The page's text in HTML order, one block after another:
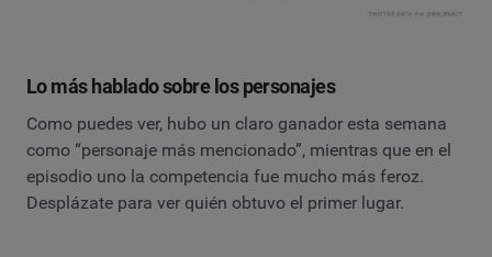
Lo más hablado sobre los personajes
Como puedes ver, hubo un claro ganador esta semana
como “personaje más mencionado”, mientras que en el
episodio uno la competencia fue mucho más feroz.
Desplázate para ver quién obtuvo el primer lugar.